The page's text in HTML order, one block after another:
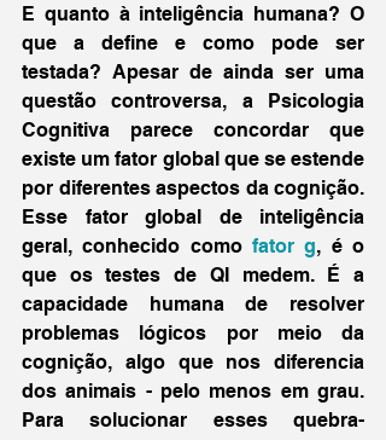
E quanto à inteligência humana? O
que a define e como pode ser
testada? Apesar de ainda ser uma
questão controversa, a Psicologia
Cognitiva parece concordar que
existe um fator global que se estende
por diferentes aspectos da cognição.
Esse fator global de inteligência
geral, conhecido como fator g, é o
que os testes de QI medem. É a
capacidade humana de resolver
problemas lógicos por meio da
cognição, algo que nos diferencia
dos animais - pelo menos em grau.
Para solucionar esses quebra-